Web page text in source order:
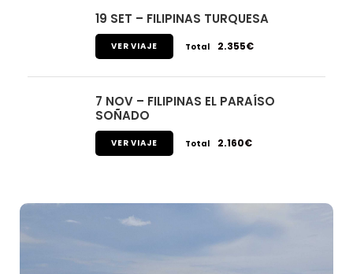
19 SET – FILIPINAS TURQUESA
VER VIAJE Total 2.355€
7 NOV – FILIPINAS EL PARAÍSO
SOÑADO
VER VIAJE Total 2.160€